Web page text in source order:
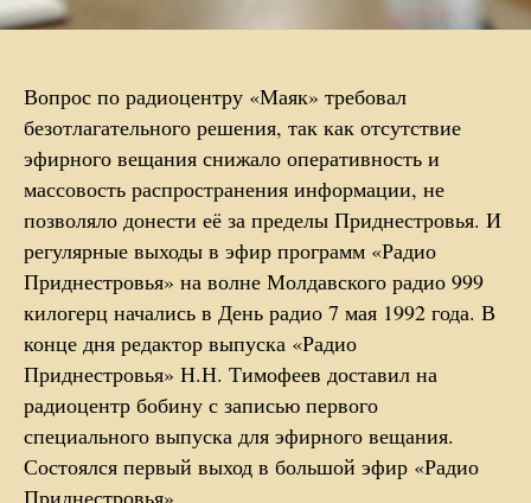
Вопрос по радиоцентру «Маяк» требовал
безотлагательного решения, так как отсутствие
эфирного вещания снижало оперативность и
массовость распространения информации, не
позволяло донести её за пределы Приднестровья. И
регулярные выходы в эфир программ «Радио
Приднестровья» на волне Молдавского радио 999
килогерц начались в День радио 7 мая 1992 года. В
конце дня редактор выпуска «Радио
Приднестровья» Н.Н. Тимофеев доставил на
радиоцентр бобину с записью первого
специального выпуска для эфирного вещания.
Состоялся первый выход в большой эфир «Радио
Приднестровья».